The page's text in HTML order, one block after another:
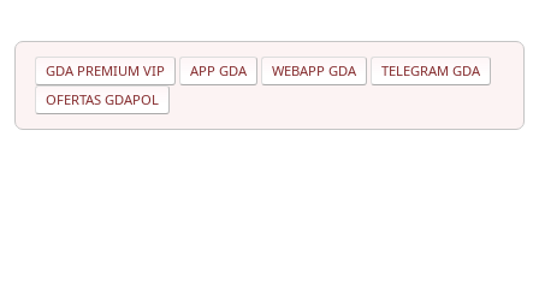
GDA PREMIUM VIP APP GDA WEBAPP GDA
TELEGRAM GDA
OFERTAS GDAPOL